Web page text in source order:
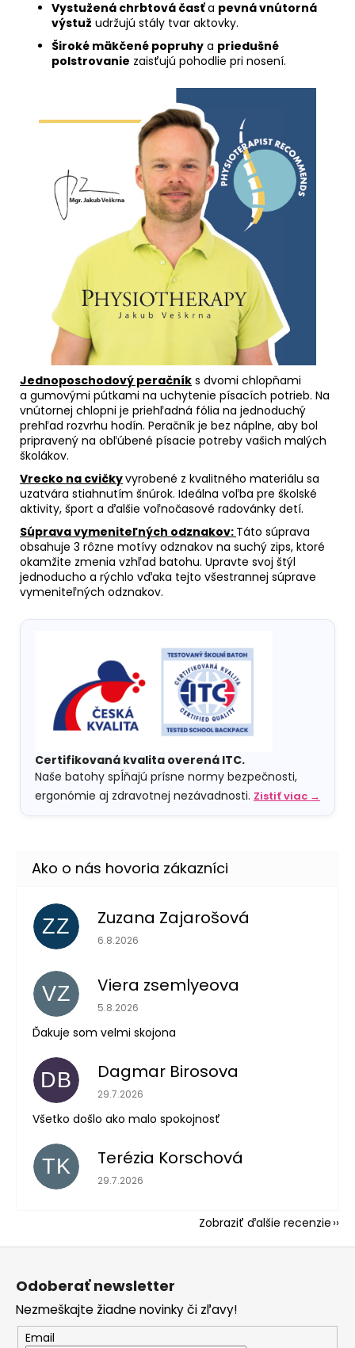
Vystužená chrbtová časť a pevná vnútorná
výstuž udržujú stály tvar aktovky.
Široké mäkčené popruhy a priedušné
polstrovanie zaisťujú pohodlie pri nosení.
Jednoposchodový peračník s dvomi chlopňami
a gumovými pútkami na uchytenie písacích potrieb. Na
vnútornej chlopni je priehľadná fólia na jednoduchý
prehľad rozvrhu hodín. Peračník je bez náplne, aby bol
pripravený na obľúbené písacie potreby vašich malých
školákov.
Vrecko na cvičkyvyrobené z kvalitného materiálu sa
uzatvára stiahnutím šnúrok. Ideálna voľba pre školské
aktivity, šport a ďalšie voľnočasové radovánky detí.
Súprava vymeniteľných odznakov: Táto súprava
obsahuje 3 rôzne motívy odznakov na suchý zips, ktoré
okamžite zmenia vzhľad batohu. Upravte svoj štýl
jednoducho a rýchlo vďaka tejto všestrannej súprave
vymeniteľných odznakov.
Certifikovaná kvalita overená ITC.
Naše batohy spĺňajú prísne normy bezpečnosti,
ergonómie aj zdravotnej nezávadnosti. Zistiť viac →
ZZ Zuzana Zajarošová
Hodnotenie obchodu je 5 z 5 hviezdičiek.
6.8.2026
VZ Viera zsemlyeova
Hodnotenie obchodu je 5 z 5 hviezdičiek.
5.8.2026
Ďakuje som velmi skojona
DB Dagmar Birosova
Hodnotenie obchodu je 5 z 5 hviezdičiek.
29.7.2026
Všetko došlo ako malo spokojnosť
TK Terézia Korschová
Hodnotenie obchodu je 5 z 5 hviezdičiek.
29.7.2026
Zobraziť ďalšie recenzie
Odoberať newsletter
Nezmeškajte žiadne novinky či zľavy!
Email